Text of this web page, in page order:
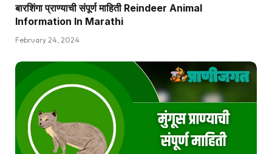
बारशिंगा प्राण्याची संपूर्ण माहिती Reindeer Animal
Information In Marathi
February 24, 2024